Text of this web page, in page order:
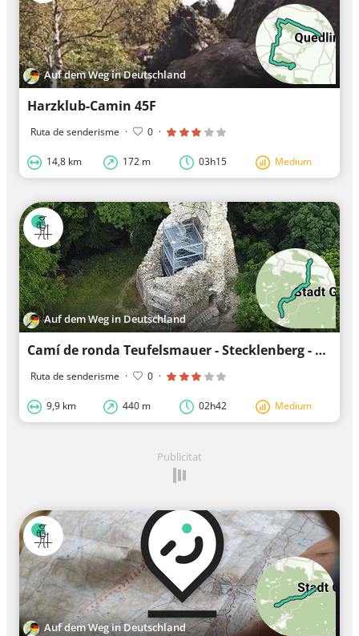
Auf dem Weg in Deutschland
Harzklub-Camin 45F
Ruta de senderisme · 0 ·
14,8 km 172 m 03h15 Medium
Auf dem Weg in Deutschland
Camí de ronda Teufelsmauer - Stecklenberg - Friedrichsbrunn (triangle verd)
Ruta de senderisme · 0 ·
9,9 km 440 m 02h42 Medium
Publicitat
Auf dem Weg in Deutschland